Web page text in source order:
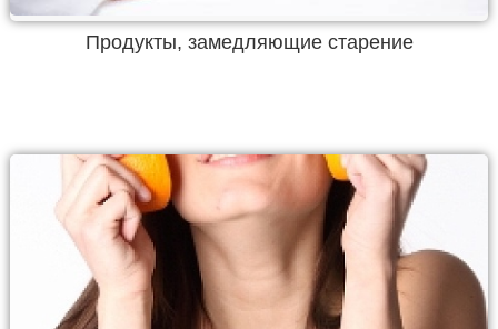
Продукты, замедляющие старение